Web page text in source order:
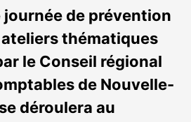
abonnés
journée de prévention
thématiques
le Conseil régional
de Nouvelle-
déroulera au